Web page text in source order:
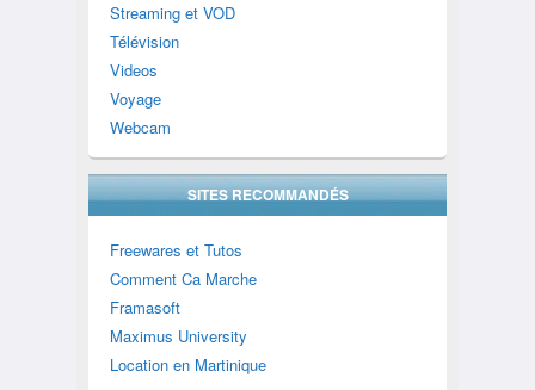
Streaming et VOD
Télévision
Videos
Voyage
Webcam
SITES RECOMMANDÉS
Freewares et Tutos
Comment Ca Marche
Framasoft
Maximus University
Location en Martinique